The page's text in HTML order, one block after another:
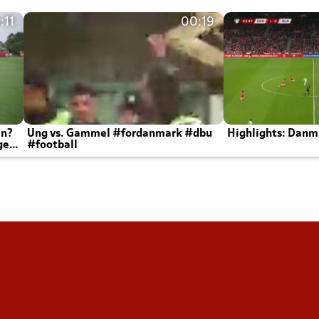
00:19
Ung vs. Gammel #fordanmark #dbu
#football
Highlights: